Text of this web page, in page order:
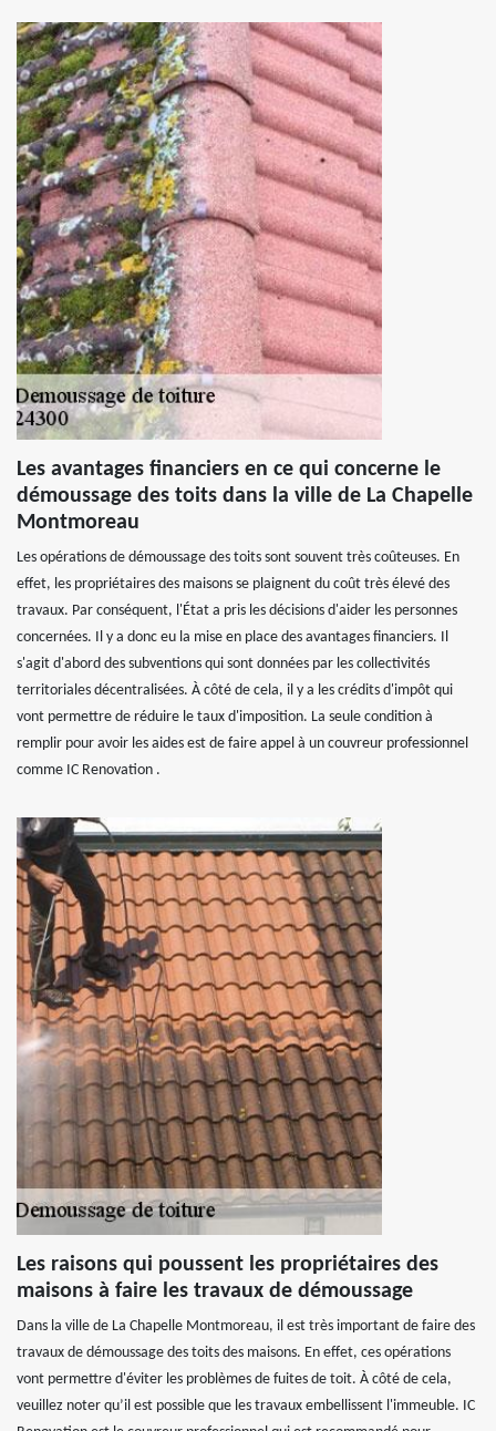
Les avantages financiers en ce qui concerne le
démoussage des toits dans la ville de La Chapelle
Montmoreau
Les opérations de démoussage des toits sont souvent très coûteuses. En
effet, les propriétaires des maisons se plaignent du coût très élevé des
travaux. Par conséquent, l'État a pris les décisions d'aider les personnes
concernées. Il y a donc eu la mise en place des avantages financiers. Il
s'agit d'abord des subventions qui sont données par les collectivités
territoriales décentralisées. À côté de cela, il y a les crédits d'impôt qui
vont permettre de réduire le taux d'imposition. La seule condition à
remplir pour avoir les aides est de faire appel à un couvreur professionnel
comme IC Renovation .
Les raisons qui poussent les propriétaires des
maisons à faire les travaux de démoussage
Dans la ville de La Chapelle Montmoreau, il est très important de faire des
travaux de démoussage des toits des maisons. En effet, ces opérations
vont permettre d'éviter les problèmes de fuites de toit. À côté de cela,
veuillez noter qu’il est possible que les travaux embellissent l'immeuble. IC